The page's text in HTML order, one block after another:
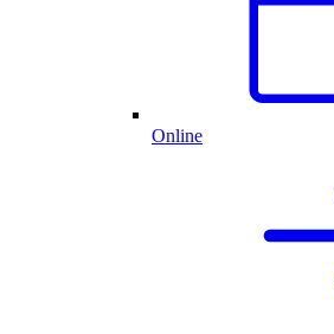
Online